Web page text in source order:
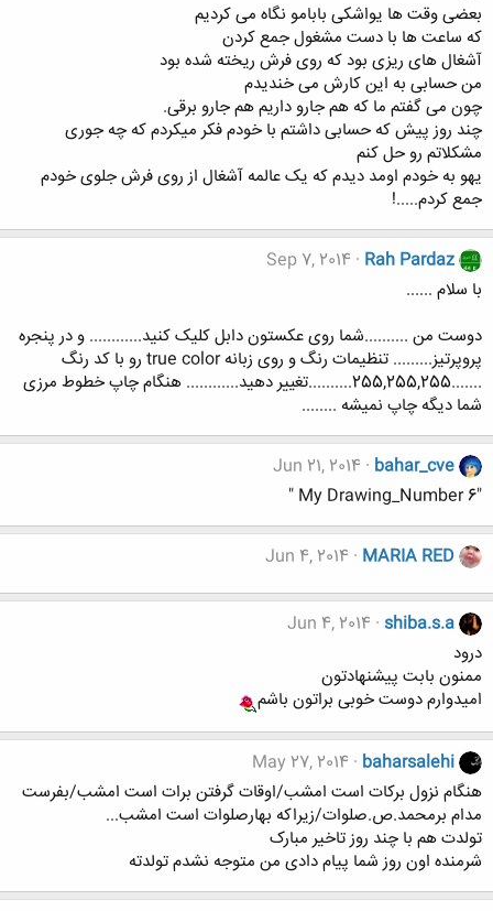
بعضی وقت ها یواشکی بابامو نگاه می کردیم
که ساعت ها با دست مشغول جمع کردن
آشغال های ریزی بود که روی فرش ریخته شده بود
من حسابی به این کارش می خندیدم
چون می گفتم ما که هم جارو داریم هم جارو برقی.
چند روز پیش که حسابی داشتم با خودم فکر میکردم که چه جوری
مشکلاتم رو حل کنم
یهو به خودم اومد دیدم که یک عالمه آشغال از روی فرش جلوی خودم
جمع کردم.....!
Rah Pardaz
Sep 7, 2014
با سلام ......
دوست من ..........شما روی عکستون دابل کلیک کنید............ و در پنجره
پروپرتیز......... تنظیمات رنگ و روی زبانه true color رو با کد رنگ
.......255,255,255..........تغییر دهید............ هنگام چاپ خطوط مرزی
شما دیگه چاپ نمیشه ........
bahar_cve
Jun 21, 2014
"My Drawing_Number 6 "
MARIA RED
Jun 4, 2014
shiba.s.a
Jun 4, 2014
درود
ممنون بابت پیشنهادتون
امیدوارم دوست خوبی براتون باشم
baharsalehi
May 27, 2014
هنگام نزول برکات است امشب/اوقات گرفتن برات است امشب/بفرست
مدام برمحمد.ص.صلوات/زیراکه بهارصلوات است امشب...
تولدت هم با چند روز تاخیر مبارک
شرمنده اون روز شما پیام دادی من متوجه نشدم تولدته